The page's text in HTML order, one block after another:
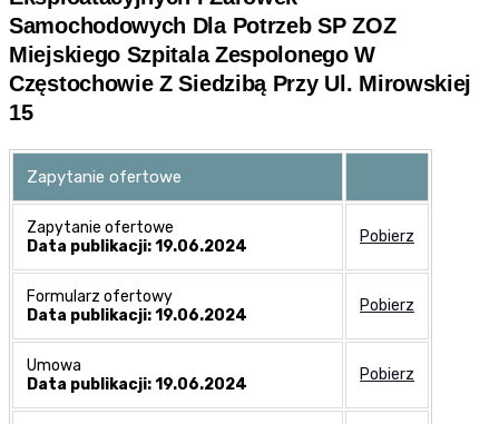
Samochodowych Dla Potrzeb SP ZOZ
Miejskiego Szpitala Zespolonego W
Częstochowie Z Siedzibą Przy Ul. Mirowskiej
15
Zapytanie ofertowe
Zapytanie ofertowe
Data publikacji: 19.06.2024
Pobierz
Formularz ofertowy
Data publikacji: 19.06.2024
Pobierz
Umowa
Data publikacji: 19.06.2024
Pobierz